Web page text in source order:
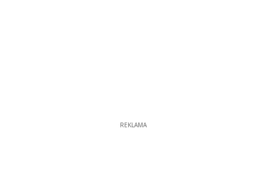
REKLAMA